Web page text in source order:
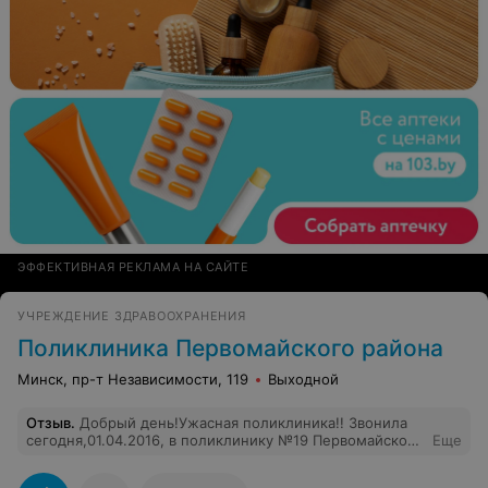
ЭФФЕКТИВНАЯ РЕКЛАМА НА САЙТЕ
УЧРЕЖДЕНИЕ ЗДРАВООХРАНЕНИЯ
Поликлиника Первомайского района
Минск, пр-т Независимости, 119 Выходной
Отзыв. Добрый день!Ужасная поликлиника!! Звонила
сегодня,01.04.2016, в поликлинику №19 Первомайского
хамка. Ни здравствуйте ,ни до свидания.Только трубку
Еще